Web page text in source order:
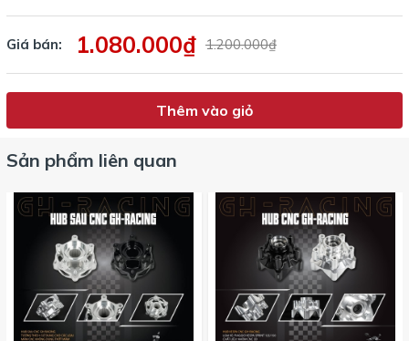
Giá bán: 1.080.000₫ 1.200.000₫
Thêm vào giỏ
Sản phẩm liên quan